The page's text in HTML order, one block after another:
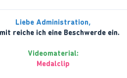
Liebe Administration,
reiche ich eine Beschwerde ein.
Videomaterial:
Medalclip